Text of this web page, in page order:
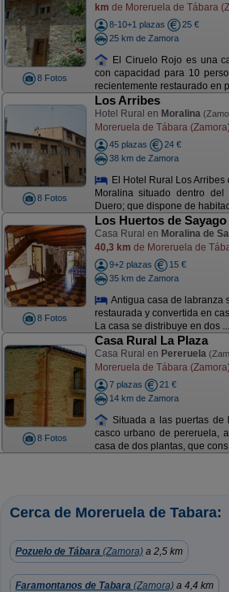
8 Fotos
km de Moreruela de Tábara
8-10+1 plazas
25 €
25 km de Zamora
El Ciruelo Rojo es una
con capacidad para 10
recientemente restaurado en
8 Fotos
Los Arribes
Hotel Rural en Moralina
Moreruela de Tábara (Zamora)
45 plazas
24 €
38 km de Zamora
El Hotel Rural Los
Moralina situado dentro del
Duero; que dispone de
8 Fotos
Los Huertos de Sayago
Casa Rural en Moralina de
40,3 km de Moreruela de
9+2 plazas
15 €
35 km de Zamora
Antigua casa de labranza
restaurada y convertida en
La casa se distribuye en dos ...
8 Fotos
Casa Rural La Plaza
Casa Rural en Pereruela
Moreruela de Tábara (Zamora)
7 plazas
21 €
14 km de Zamora
Situada a las puertas de
casco urbano de pereruela,
casa de dos plantas, que cons
Cerca de Moreruela de Tabara:
Pozuelo de Tábara (Zamora) a 2,5 km
Faramontanos de Tabara (Zamora) a 4,4 km